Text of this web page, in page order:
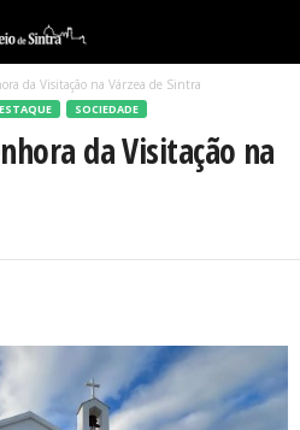
da Visitação na Várzea de Sintra
SOCIEDADE
da Visitação na